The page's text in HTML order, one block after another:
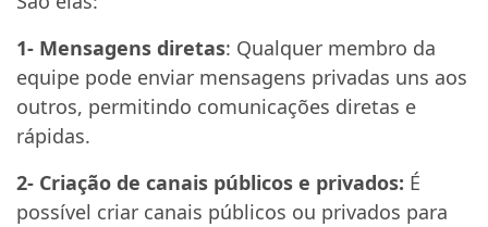
1- Mensagens diretas: Qualquer membro da
equipe pode enviar mensagens privadas uns aos
outros, permitindo comunicações diretas e
rápidas.
2- Criação de canais públicos e privados: É
possível criar canais públicos ou privados para